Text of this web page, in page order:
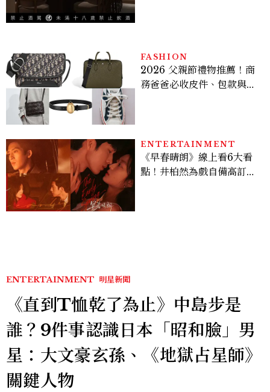
FASHION
2026 父親節禮物推薦！商
務爸爸必收皮件、包款與鞋
ENTERTAINMENT
《早春晴朗》線上看6大看
點！井柏然為戲自備高訂，
ENTERTAINMENT 明星新聞
《直到T恤乾了為止》中島步是
誰？9件事認識日本「昭和臉」男
星：大文豪玄孫、《地獄占星師》
關鍵人物